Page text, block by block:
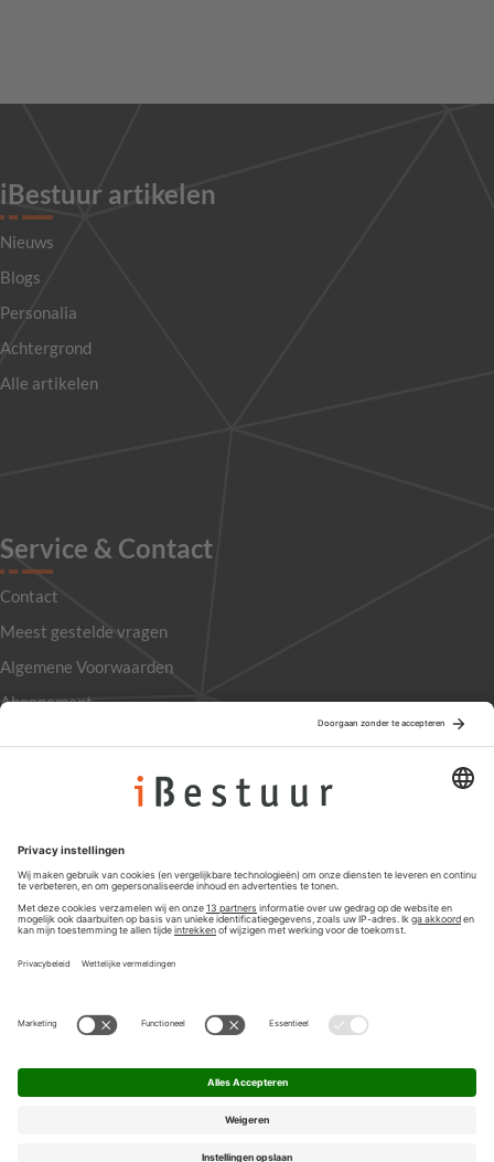
iBestuur artikelen
Nieuws
Blogs
Personalia
Achtergrond
Alle artikelen
Service & Contact
Contact
Meest gestelde vragen
Algemene Voorwaarden
Abonnement
Privacyinstellingen